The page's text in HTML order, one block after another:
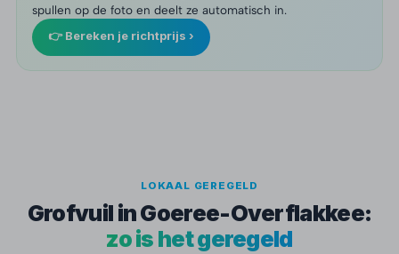
spullen op de foto en deelt ze automatisch in.
👉 Bereken je richtprijs ›
LOKAAL GEREGELD
Grofvuil in Goeree-Overflakkee:
zo is het geregeld